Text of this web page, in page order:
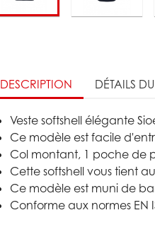
DESCRIPTION DÉTAILS
Veste softshell élégante
Ce modèle est facile
Col montant, 1 poche de
Cette softshell vous tient
Ce modèle est muni de
Conforme aux normes EN